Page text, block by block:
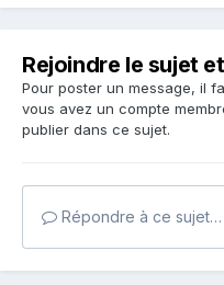
Rejoindre le sujet
Pour poster un message, il
vous avez un compte
publier dans ce sujet.
Répondre à ce sujet…